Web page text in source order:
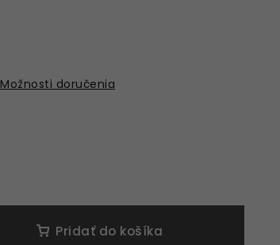
Možnosti doručenia
Pridať do košíka